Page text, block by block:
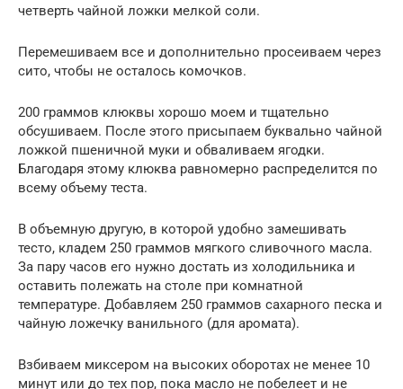
четверть чайной ложки мелкой соли.
Перемешиваем все и дополнительно просеиваем через
сито, чтобы не осталось комочков.
200 граммов клюквы хорошо моем и тщательно
обсушиваем. После этого присыпаем буквально чайной
ложкой пшеничной муки и обваливаем ягодки.
Благодаря этому клюква равномерно распределится по
всему объему теста.
В объемную другую, в которой удобно замешивать
тесто, кладем 250 граммов мягкого сливочного масла.
За пару часов его нужно достать из холодильника и
оставить полежать на столе при комнатной
температуре. Добавляем 250 граммов сахарного песка и
чайную ложечку ванильного (для аромата).
Взбиваем миксером на высоких оборотах не менее 10
минут или до тех пор, пока масло не побелеет и не